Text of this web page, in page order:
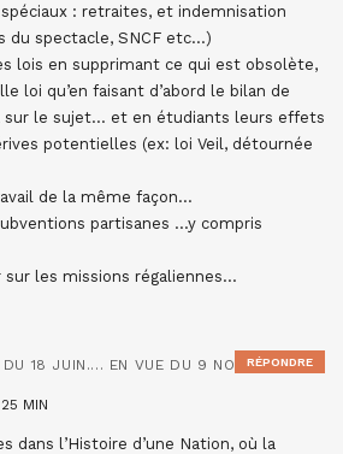
: retraites, et indemnisation
du spectacle, SNCF etc…)
lois en supprimant ce qui est obsolète,
loi qu’en faisant d’abord le bilan de
sur le sujet… et en étudiants leurs effets
potentielles (ex: loi Veil, détournée
de la même façon…
partisanes …y compris
sur les missions régaliennes…
DU 18 JUIN.... EN VUE DU 9 NOVEMBRE...
MIN
dans l’Histoire d’une Nation, où la
RÉPONDRE